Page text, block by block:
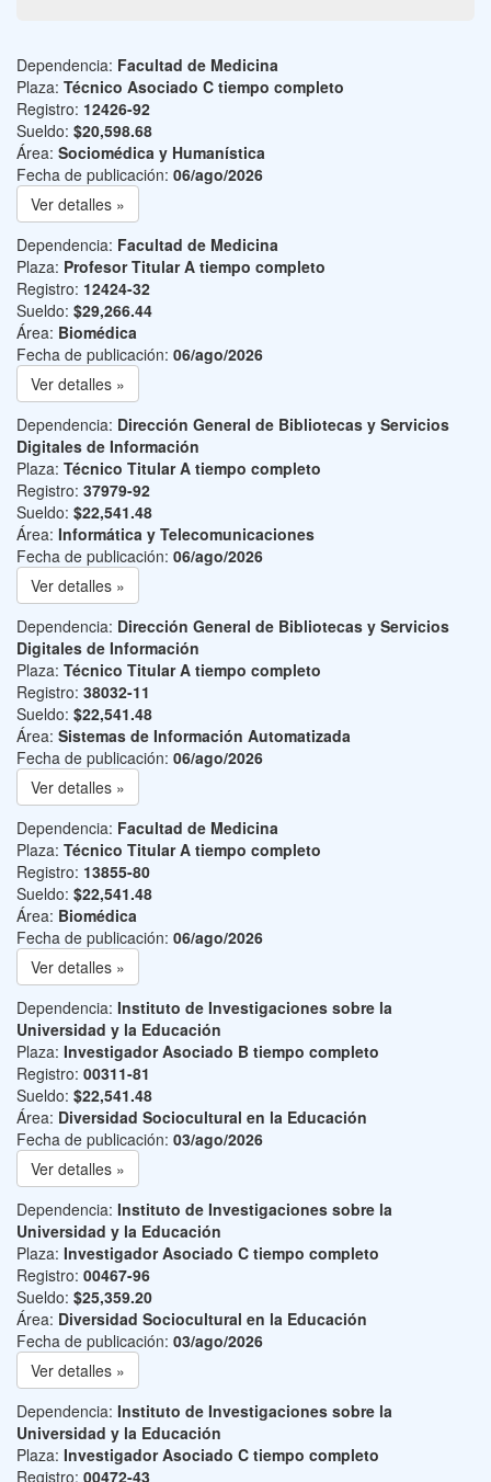
Dependencia: Facultad de Medicina
Plaza: Técnico Asociado C tiempo completo
Registro: 12426-92
Sueldo: $20,598.68
Área: Sociomédica y Humanística
Fecha de publicación: 06/ago/2026
Ver detalles »
Dependencia: Facultad de Medicina
Plaza: Profesor Titular A tiempo completo
Registro: 12424-32
Sueldo: $29,266.44
Área: Biomédica
Fecha de publicación: 06/ago/2026
Ver detalles »
Dependencia: Dirección General de Bibliotecas y Servicios
Digitales de Información
Plaza: Técnico Titular A tiempo completo
Registro: 37979-92
Sueldo: $22,541.48
Área: Informática y Telecomunicaciones
Fecha de publicación: 06/ago/2026
Ver detalles »
Dependencia: Dirección General de Bibliotecas y Servicios
Digitales de Información
Plaza: Técnico Titular A tiempo completo
Registro: 38032-11
Sueldo: $22,541.48
Área: Sistemas de Información Automatizada
Fecha de publicación: 06/ago/2026
Ver detalles »
Dependencia: Facultad de Medicina
Plaza: Técnico Titular A tiempo completo
Registro: 13855-80
Sueldo: $22,541.48
Área: Biomédica
Fecha de publicación: 06/ago/2026
Ver detalles »
Dependencia: Instituto de Investigaciones sobre la
Universidad y la Educación
Plaza: Investigador Asociado B tiempo completo
Registro: 00311-81
Sueldo: $22,541.48
Área: Diversidad Sociocultural en la Educación
Fecha de publicación: 03/ago/2026
Ver detalles »
Dependencia: Instituto de Investigaciones sobre la
Universidad y la Educación
Plaza: Investigador Asociado C tiempo completo
Registro: 00467-96
Sueldo: $25,359.20
Área: Diversidad Sociocultural en la Educación
Fecha de publicación: 03/ago/2026
Ver detalles »
Dependencia: Instituto de Investigaciones sobre la
Universidad y la Educación
Plaza: Investigador Asociado C tiempo completo
Registro: 00472-43